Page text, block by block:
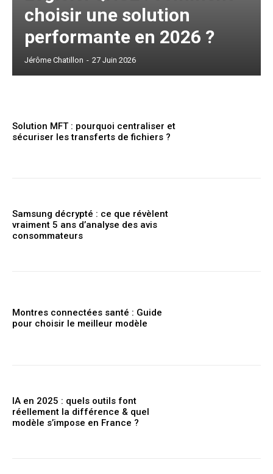
choisir une solution
performante en 2026 ?
Jérôme Chatillon - 27 Juin 2026
Solution MFT : pourquoi centraliser et
sécuriser les transferts de fichiers ?
Samsung décrypté : ce que révèlent
vraiment 5 ans d’analyse des avis
consommateurs
Montres connectées santé : Guide
pour choisir le meilleur modèle
IA en 2025 : quels outils font
réellement la différence & quel
modèle s’impose en France ?